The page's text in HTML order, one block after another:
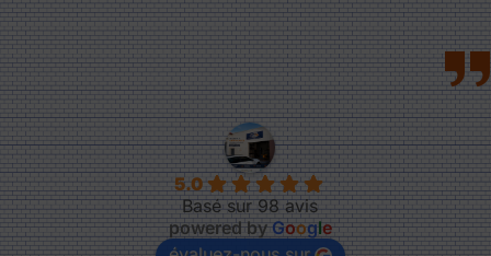
5.0
Basé sur 98 avis
powered byGoogle